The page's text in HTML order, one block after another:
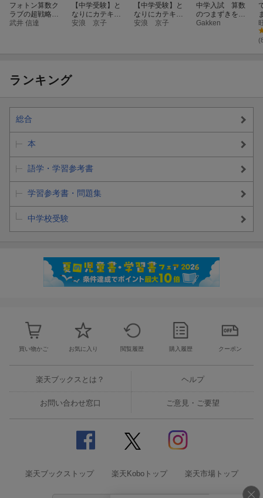
フォトン算数ク
ラブの超戦略思
考で合格する中
武井 信達
【中学受験】と
なりにカテキ
ョ つきっきり
安浪 京子
【中学受験】と
なりにカテキ
ョ つきっきり
安浪 京子
中学入試 算数
のつまずきを基
礎からしっかり
Gakken
ランキング
総合
本
語学・学習参考書
学習参考書・問題集
中学校受験
買い物かご お気に入り 閲覧履歴 購入履歴 クーポン
楽天ブックスとは？ ヘルプ
お問い合わせ窓口 ご意見・ご要望
楽天ブックストップ 楽天Koboトップ 楽天市場トップ